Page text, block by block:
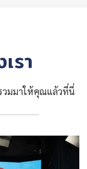
รา
วมมาให้คุณแล้วที่นี่